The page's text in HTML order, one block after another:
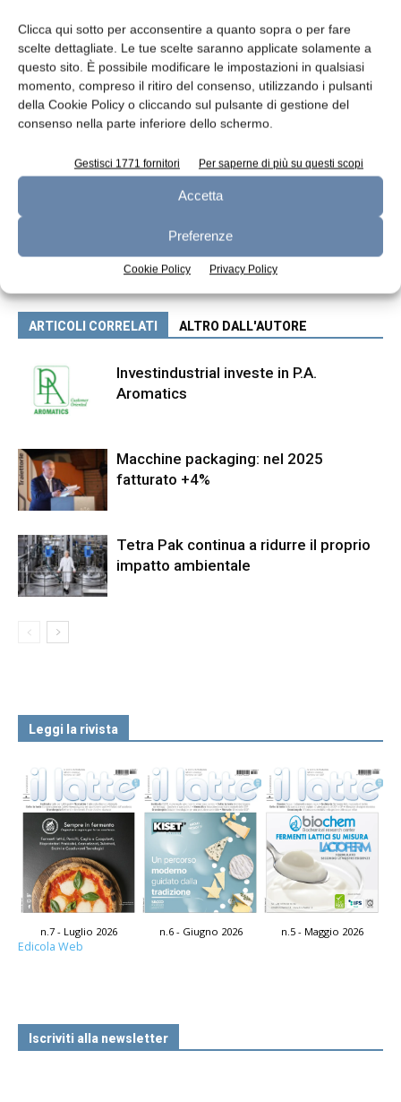
Clicca qui sotto per acconsentire a quanto sopra o per fare
scelte dettagliate. Le tue scelte saranno applicate solamente a
questo sito. È possibile modificare le impostazioni in qualsiasi
momento, compreso il ritiro del consenso, utilizzando i pulsanti
della Cookie Policy o cliccando sul pulsante di gestione del
consenso nella parte inferiore dello schermo.
Gestisci 1771 fornitori Per saperne di più su questi scopi
Accetta
Preferenze
Cookie Policy Privacy Policy
Sammontana Italia: doppia
ricorrenza per progettare il
Parmigiano Reggiano: export
negli USA +2,5% nei primi 5
ARTICOLI CORRELATI ALTRO DALL'AUTORE
Investindustrial investe in P.A.
Aromatics
Macchine packaging: nel 2025
fatturato +4%
Tetra Pak continua a ridurre il proprio
impatto ambientale
Leggi la rivista
n.7 - Luglio 2026 n.6 - Giugno 2026 n.5 - Maggio 2026
Edicola Web
Iscriviti alla newsletter